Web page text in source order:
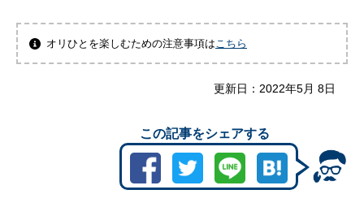
オリひとを楽しむための注意事項はこちら
更新日： 2022年5月 8日
この記事をシェアする